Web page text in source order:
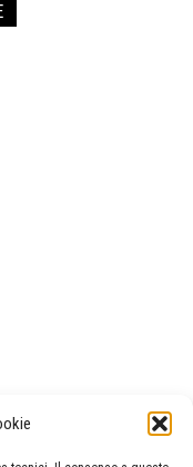
apertura Galleria)